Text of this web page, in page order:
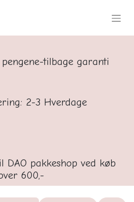
tilbage garanti
2-3 Hverdage
pakkeshop ved køb
600,-